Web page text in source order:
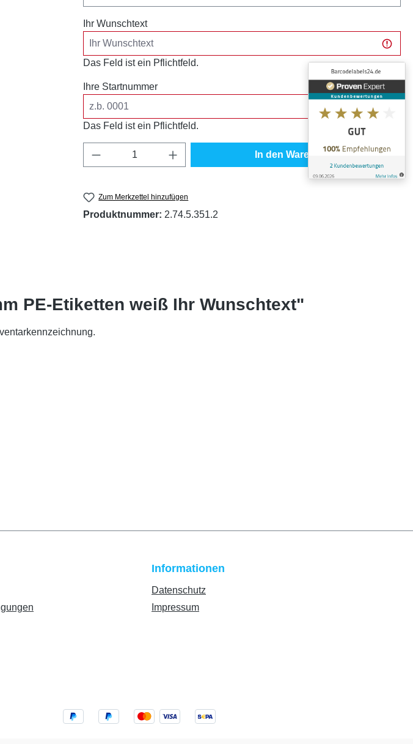
Ihr Wunschtext
Das Feld ist ein Pflichtfeld.
Ihre Startnummer
Das Feld ist ein Pflichtfeld.
Produkt Anzahl: Gib den gewünschten Wert ein
In den Warenkorb
Zum Merkzettel hinzufügen
Produktnummer: 2.74.5.351.2
PE-Etiketten weiß Ihr Wunschtext"
Informationen
Datenschutz
Impressum